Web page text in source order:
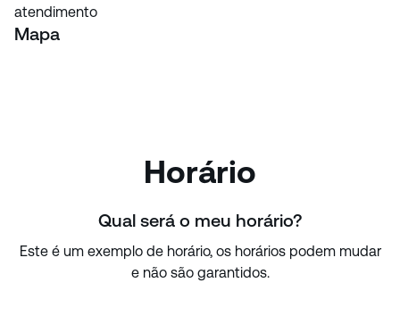
atendimento
Mapa
Horário
Qual será o meu horário?
Este é um exemplo de horário, os horários podem mudar
e não são garantidos.